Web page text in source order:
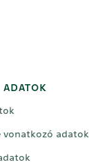
vonatkozó adatok